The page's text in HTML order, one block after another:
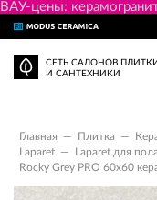
ВАУ-цены:
СЕТЬ САЛОНОВ ПЛИТКИ
И САНТЕХНИКИ
Главная — Плитка —
Laparet — Laparet для пола
Rocky Grey PRO 60x60